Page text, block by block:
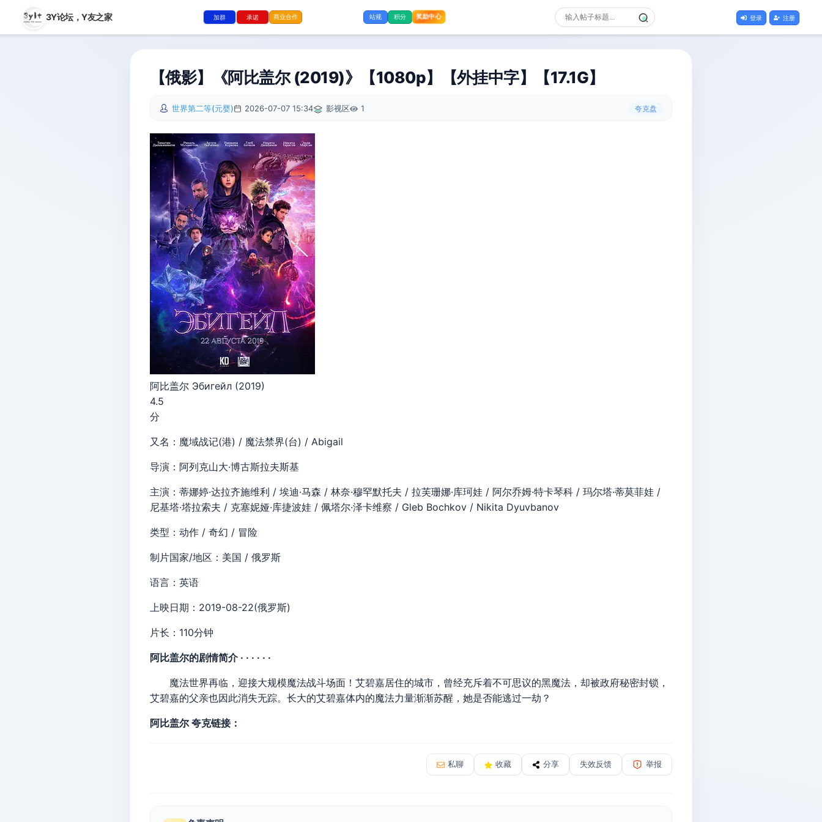
3Y论坛，Y友之家 加群 承诺 商业合作 站规 积分 奖励中心 登录 注册
【俄影】《阿比盖尔 (2019)》【1080p】【外挂中字】【17.1G】
世界第二等(元婴) 2026-07-07 15:34 影视区 1 夸克盘
阿比盖尔 Эбигейл (2019)
4.5
分
又名：魔域战记(港) / 魔法禁界(台) / Abigail
导演：阿列克山大·博古斯拉夫斯基
主演：蒂娜婷·达拉齐施维利 / 埃迪·马森 / 林奈·穆罕默托夫 / 拉芙珊娜·库珂娃 / 阿尔乔姆·特卡琴科 / 玛尔塔·蒂莫菲娃 /
尼基塔·塔拉索夫 / 克塞妮娅·库捷波娃 / 佩塔尔·泽卡维察 / Gleb Bochkov / Nikita Dyuvbanov
类型：动作 / 奇幻 / 冒险
制片国家/地区：美国 / 俄罗斯
语言：英语
上映日期：2019-08-22(俄罗斯)
片长：110分钟
阿比盖尔的剧情简介 · · · · · ·
魔法世界再临，迎接大规模魔法战斗场面！艾碧嘉居住的城市，曾经充斥着不可思议的黑魔法，却被政府秘密封锁，
艾碧嘉的父亲也因此消失无踪。长大的艾碧嘉体内的魔法力量渐渐苏醒，她是否能逃过一劫？
阿比盖尔 夸克链接：
私聊 收藏 分享 失效反馈 举报